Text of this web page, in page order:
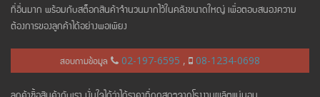
ที่อื่นมาก พร้อมกับสต็อกสินค้าจำนวนมากไว้ในคลังขนาดใหญ่ เพื่อตอบสนองความ
ต้องการของลูกค้าได้อย่างพอเพียง
สอบถามข้อมูล 02-197-6595 , 08-1234-0698
ลูกค้าซื้อสินค้ากับเรา มั่นใจได้ว่าได้ราคาที่ถูกสุดๆจากโรงงานผลิตแน่นอน